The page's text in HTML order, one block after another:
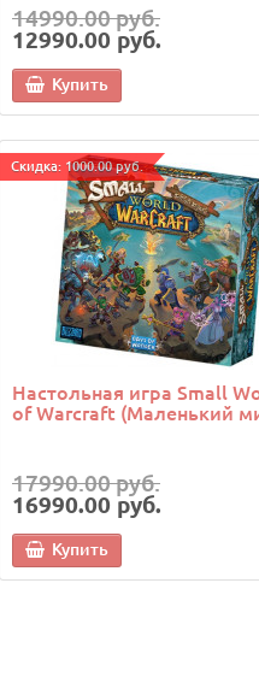
14990.00 руб.
12990.00 руб.
Купить
Cкидка: 1000.00 руб.
Настольная игра Small
of Warcraft (Маленький
17990.00 руб.
16990.00 руб.
Купить